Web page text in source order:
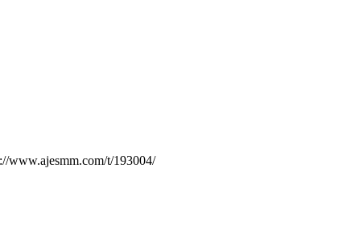
t/193004/